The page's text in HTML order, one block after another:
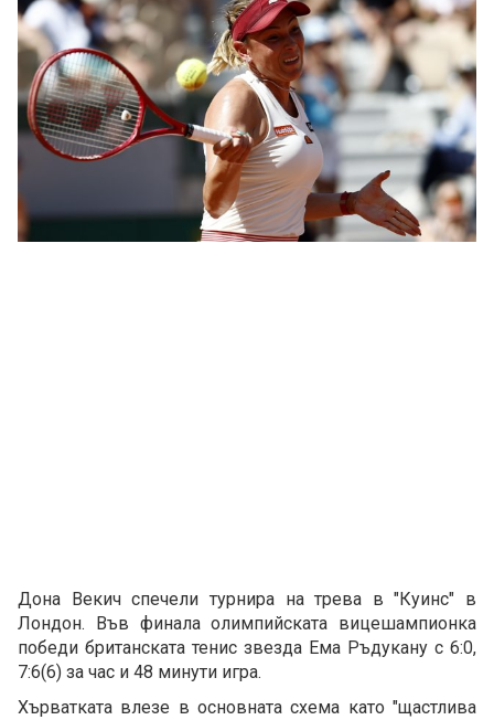
Дона Векич спечели турнира на трева в "Куинс" в
Лондон. Във финала олимпийската вицешампионка
победи британската тенис звезда Ема Ръдукану с 6:0,
7:6(6) за час и 48 минути игра.
Хърватката влезе в основната схема като "щастлива